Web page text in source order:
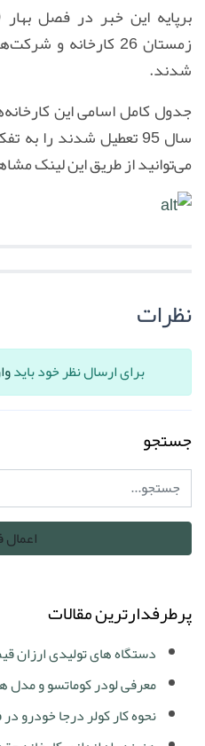
زمستان 26 کارخانه
شدند.
جدول کامل اسامی این
سال 95 تعطیل شدند را
می‌توانید از طریق این لینک
نظرات
برای ارسال نظر خود باید
جستجو
پرطرفدارترین مقالات
دستگاه های تولیدی ارزان
معرفی لودر کوماتسو و مدل
نحوه کار کولر درجا خودرو